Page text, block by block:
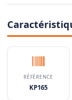
RÉFÉRENCE
KP165